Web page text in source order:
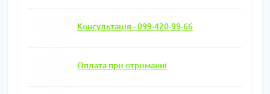
Консультація - 099-420-99-66
Оплата при отриманні